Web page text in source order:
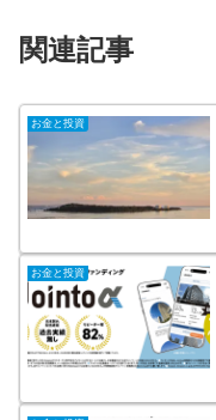
関連記事
お金と投資
お金と投資